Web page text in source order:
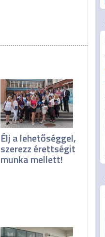
Élj a lehetőséggel,
szerezz érettségit
munka mellett!